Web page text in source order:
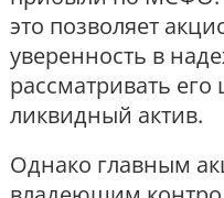
это позволяет
уверенность в
рассматривать
ликвидный актив.
Однако главным